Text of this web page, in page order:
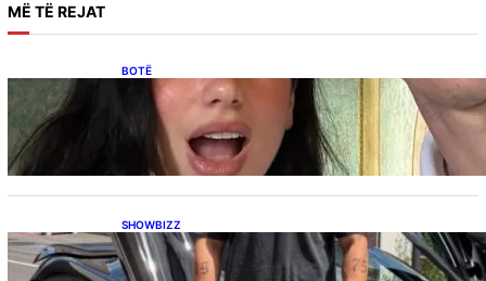
MË TË REJAT
BOTË
Besnik Qaka rrëfen atmosferën në dasmën e
Dua Lipës: “Një event gjigant me emra
botërorë”
SHOWBIZZ
Ish-banori i Big Brother VIP Kosova, Eduart
Kuqi ua mbyll gojën kritikëve, publikon